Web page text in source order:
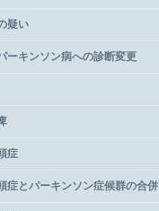
疑い
ーキンソン病への診断変更
症
症とパーキンソン症候群の合併